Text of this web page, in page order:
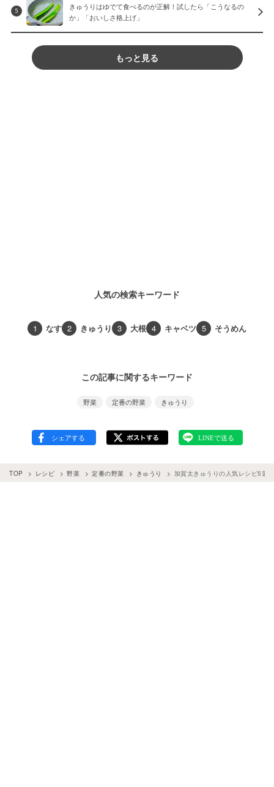
5
きゅうりはゆでて食べるのが正解！試したら「こうなるの
か」「おいしさ格上げ」
もっと見る
人気の検索キーワード
1 なす 2 きゅうり 3 大根 4 キャベツ 5 そうめん
この記事に関するキーワード
野菜 定番の野菜 きゅうり
TOP レシピ 野菜 定番の野菜 きゅうり 加賀太きゅうりの人気レシピ5選